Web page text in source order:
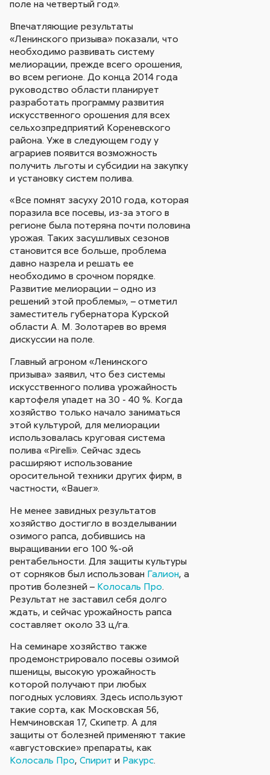
поле на четвертый год».
Впечатляющие результаты
«Ленинского призыва» показали, что
необходимо развивать систему
мелиорации, прежде всего орошения,
во всем регионе. До конца 2014 года
руководство области планирует
разработать программу развития
искусственного орошения для всех
сельхозпредприятий Кореневского
района. Уже в следующем году у
аграриев появится возможность
получить льготы и субсидии на закупку
и установку систем полива.
«Все помнят засуху 2010 года, которая
поразила все посевы, из-за этого в
регионе была потеряна почти половина
урожая. Таких засушливых сезонов
становится все больше, проблема
давно назрела и решать ее
необходимо в срочном порядке.
Развитие мелиорации – одно из
решений этой проблемы», – отметил
заместитель губернатора Курской
области А. М. Золотарев во время
дискуссии на поле.
Главный агроном «Ленинского
призыва» заявил, что без системы
искусственного полива урожайность
картофеля упадет на 30 - 40 %. Когда
хозяйство только начало заниматься
этой культурой, для мелиорации
использовалась круговая система
полива «Pirelli». Сейчас здесь
расширяют использование
оросительной техники других фирм, в
частности, «Bauer».
Не менее завидных результатов
хозяйство достигло в возделывании
озимого рапса, добившись на
выращивании его 100 %-ой
рентабельности. Для защиты культуры
от сорняков был использован Галион, а
против болезней – Колосаль Про.
Результат не заставил себя долго
ждать, и сейчас урожайность рапса
составляет около 33 ц/га.
На семинаре хозяйство также
продемонстрировало посевы озимой
пшеницы, высокую урожайность
которой получают при любых
погодных условиях. Здесь используют
такие сорта, как Московская 56,
Немчиновская 17, Скипетр. А для
защиты от болезней применяют такие
«августовские» препараты, как
Колосаль Про,Спирит и Ракурс.